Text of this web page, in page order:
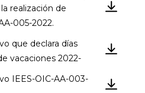
realización de
005-2022.
que declara días
vacaciones 2022-
IEES-OIC-AA-003-